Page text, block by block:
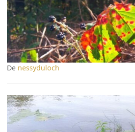
De nessyduloch